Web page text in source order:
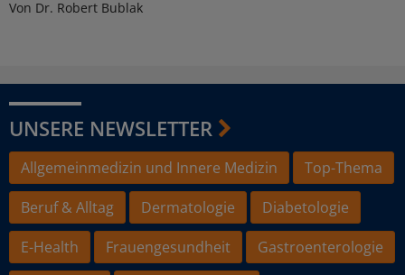
Von Dr. Robert Bublak
UNSERE NEWSLETTER
Allgemeinmedizin und Innere Medizin
Top-Thema
Beruf & Alltag
Dermatologie
Diabetologie
E-Health
Frauengesundheit
Gastroenterologie